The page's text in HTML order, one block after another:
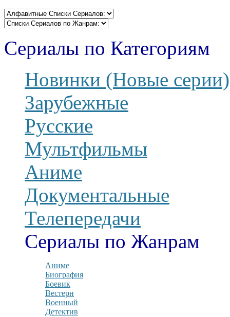
Сериалы по Категориям
Новинки (Новые серии)
Зарубежные
Русские
Мультфильмы
Аниме
Документальные
Телепередачи
Сериалы по Жанрам
Аниме
Биография
Боевик
Вестерн
Военный
Детектив